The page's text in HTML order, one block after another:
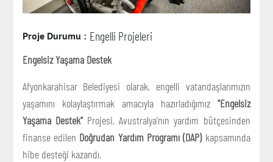
Proje Durumu : Engelli Projeleri
Engelsiz Yaşama Destek
Afyonkarahisar Belediyesi olarak, engelli vatandaşlarımızın
yaşamını kolaylaştırmak amacıyla hazırladığımız "Engelsiz
Yaşama Destek"Projesi, Avustralya’nın yardım bütçesinden
finanse edilen Doğrudan Yardım Programı (DAP)kapsamında
hibe desteği kazandı.